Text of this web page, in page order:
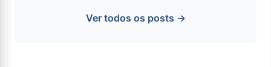
Ver todos os posts →